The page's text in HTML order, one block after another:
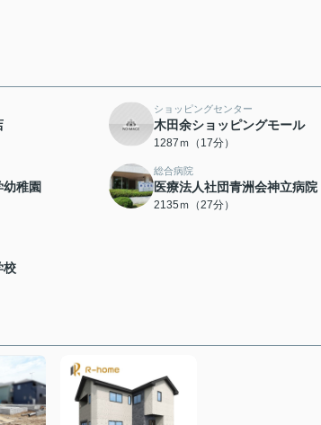
ショッピングセンター
木田余ショッピングモール
1287ｍ（17分）
稚園
総合病院
医療法人社団青洲会神立病院
2135ｍ（27分）
校